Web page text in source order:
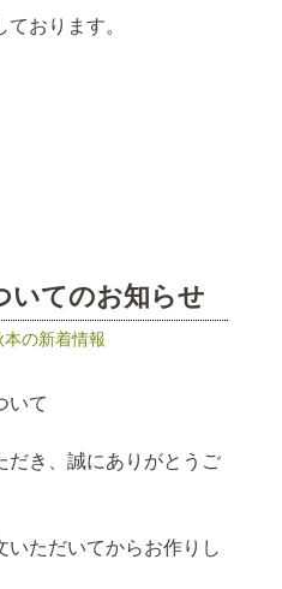
おります。
いてのお知らせ
本の新着情報
いて
だき、誠にありがとうご
ただいてからお作りし